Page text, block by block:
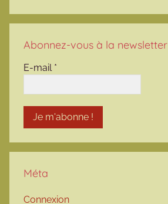
Abonnez-vous à la newsletter
E-mail *
Méta
Connexion